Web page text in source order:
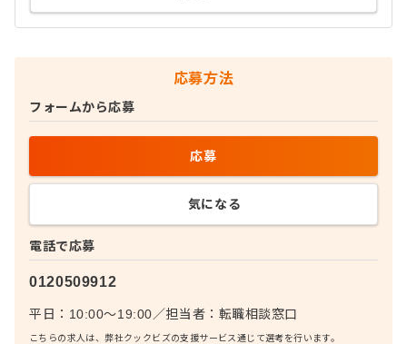
応募方法
電話で応募
0120509912
平日：10:00〜19:00／担当者： 転職相談窓口
こちらの求人は、弊社クックビズの支援サービス通じて選考を行います。
フォームから応募
応募
気になる